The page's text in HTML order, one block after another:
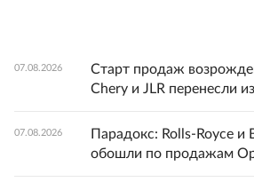
07.08.2026
Старт продаж
Chery и JLR перенесли
07.08.2026
Парадокс: Rolls-Royce и
обошли по продажам